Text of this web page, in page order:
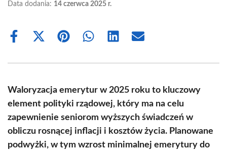
Data dodania: 14 czerwca 2025 r.
Share
Share
(Twitter)
Share Share Share Share
Waloryzacja emerytur w 2025 roku to kluczowy
element polityki rządowej, który ma na celu
zapewnienie seniorom wyższych świadczeń w
obliczu rosnącej inflacji i kosztów życia. Planowane
podwyżki, w tym wzrost minimalnej emerytury do